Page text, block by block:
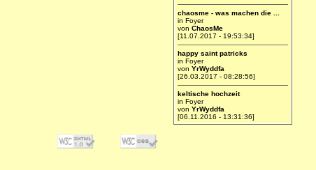
27.01.2018 - 11:26:04
Ich werde hier wieder Leben
einhauchen.
chaosme - was machen die ...
in Foyer
von ChaosMe
[11.07.2017 - 19:53:34]
happy saint patricks
in Foyer
von YrWyddfa
[26.03.2017 - 08:28:56]
keltische hochzeit
in Foyer
von YrWyddfa
[06.11.2016 - 13:31:36]